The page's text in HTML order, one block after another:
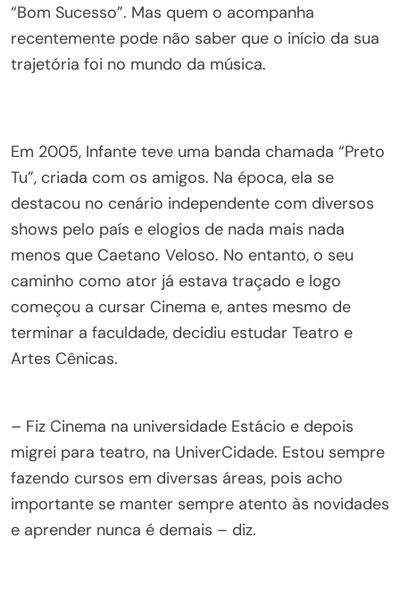
“Bom Sucesso”. Mas quem o acompanha
recentemente pode não saber que o início da sua
trajetória foi no mundo da música.
Em 2005, Infante teve uma banda chamada “Preto
Tu”, criada com os amigos. Na época, ela se
destacou no cenário independente com diversos
shows pelo país e elogios de nada mais nada
menos que Caetano Veloso. No entanto, o seu
caminho como ator já estava traçado e logo
começou a cursar Cinema e, antes mesmo de
terminar a faculdade, decidiu estudar Teatro e
Artes Cênicas.
– Fiz Cinema na universidade Estácio e depois
migrei para teatro, na UniverCidade. Estou sempre
fazendo cursos em diversas áreas, pois acho
importante se manter sempre atento às novidades
e aprender nunca é demais – diz.